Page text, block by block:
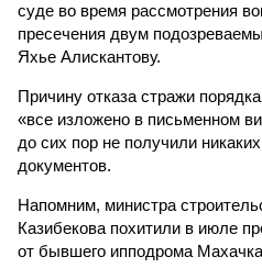
суде во время рассмотрения
пресечения двум
Яхье Алискантову.
Причину отказа стражи
«все изложено в письменном
до сих пор не получили
документов.
Напомним, министра
Казибекова похитили в июле
от бывшего ипподрома